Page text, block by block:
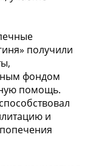
получили
фондом
помощь.
и